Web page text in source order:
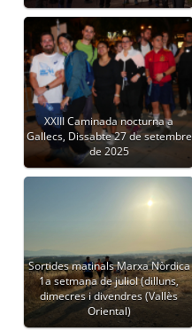
XXIII Caminada nocturna a
Gallecs, Dissabte 27 de setembre
de 2025
Sortides matinals Marxa Nòrdica
1a setmana de juliol (dilluns,
dimecres i divendres (Vallès
Oriental)